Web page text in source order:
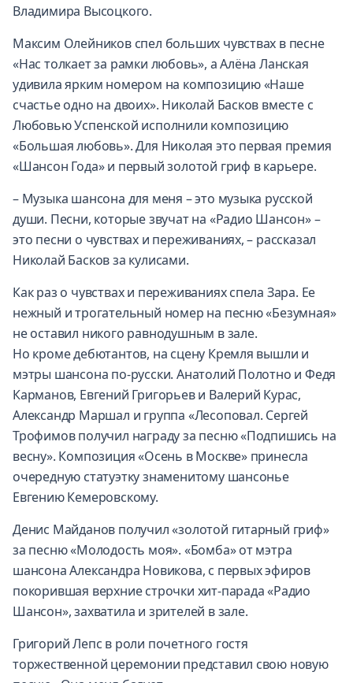
Владимира Высоцкого.
Максим Олейников спел больших чувствах в песне
«Нас толкает за рамки любовь», а Алёна Ланская
удивила ярким номером на композицию «Наше
счастье одно на двоих». Николай Басков вместе с
Любовью Успенской исполнили композицию
«Большая любовь». Для Николая это первая премия
«Шансон Года» и первый золотой гриф в карьере.
– Музыка шансона для меня – это музыка русской
души. Песни, которые звучат на «Радио Шансон» –
это песни о чувствах и переживаниях, – рассказал
Николай Басков за кулисами.
Как раз о чувствах и переживаниях спела Зара. Ее
нежный и трогательный номер на песню «Безумная»
не оставил никого равнодушным в зале.
Но кроме дебютантов, на сцену Кремля вышли и
мэтры шансона по-русски. Анатолий Полотно и Федя
Карманов, Евгений Григорьев и Валерий Курас,
Александр Маршал и группа «Лесоповал. Сергей
Трофимов получил награду за песню «Подпишись на
весну». Композиция «Осень в Москве» принесла
очередную статуэтку знаменитому шансонье
Евгению Кемеровскому.
Денис Майданов получил «золотой гитарный гриф»
за песню «Молодость моя». «Бомба» от мэтра
шансона Александра Новикова, с первых эфиров
покорившая верхние строчки хит-парада «Радио
Шансон», захватила и зрителей в зале.
Григорий Лепс в роли почетного гостя
торжественной церемонии представил свою новую